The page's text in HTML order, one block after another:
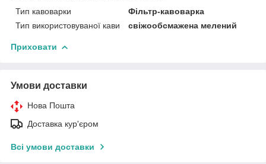
Тип кавоварки
Фільтр-кавоварка
Тип використовуваної кави
свіжообсмажена мелений
Приховати
Умови доставки
Нова Пошта
Доставка кур'єром
Всі умови доставки